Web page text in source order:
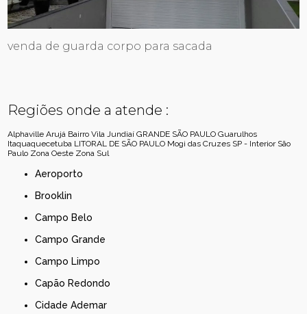
venda de guarda corpo para sacada
Regiões onde a atende :
Alphaville Arujá Bairro Vila Jundiaí GRANDE SÃO PAULO Guarulhos
Itaquaquecetuba LITORAL DE SÃO PAULO Mogi das Cruzes SP - Interior São
Paulo Zona Oeste Zona Sul
Aeroporto
Brooklin
Campo Belo
Campo Grande
Campo Limpo
Capão Redondo
Cidade Ademar